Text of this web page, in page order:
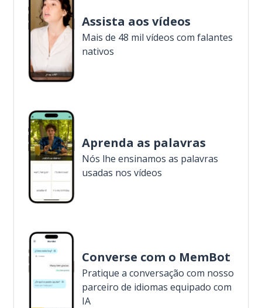
Assista aos vídeos
Mais de 48 mil vídeos com falantes
nativos
Aprenda as palavras
Nós lhe ensinamos as palavras
usadas nos vídeos
Converse com o MemBot
Pratique a conversação com nosso
parceiro de idiomas equipado com
IA